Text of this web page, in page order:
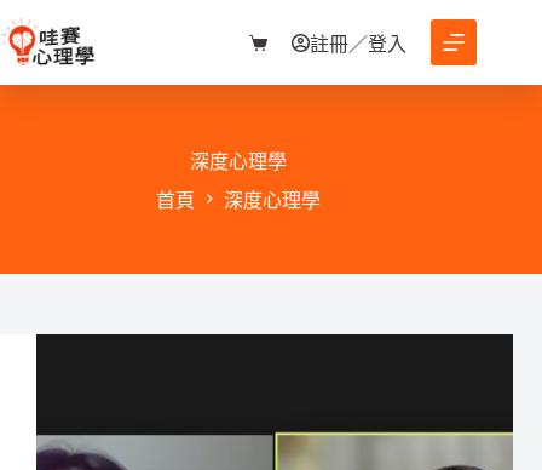
至
購
物
註冊／登入
深度心理學
首頁
深度心理學